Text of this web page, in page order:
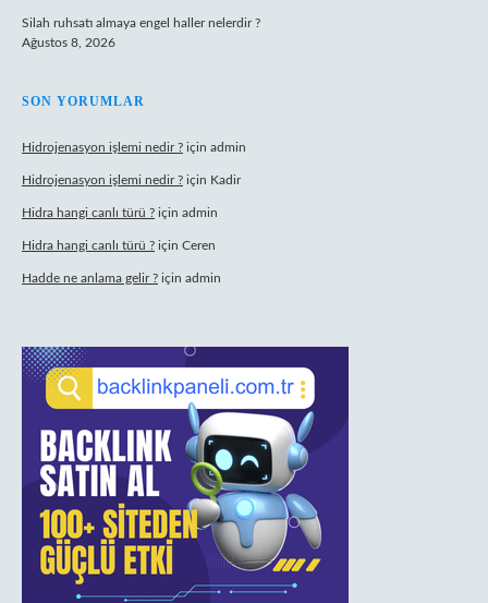
Silah ruhsatı almaya engel haller nelerdir ?
Ağustos 8, 2026
SON YORUMLAR
Hidrojenasyon işlemi nedir ? için admin
Hidrojenasyon işlemi nedir ? için Kadir
Hidra hangi canlı türü ? için admin
Hidra hangi canlı türü ? için Ceren
Hadde ne anlama gelir ? için admin